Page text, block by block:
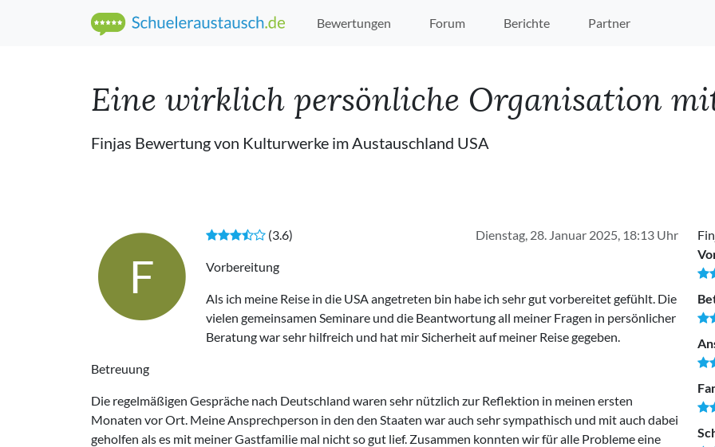
Bewertungen Forum Berichte Partner
Eine wirklich persönliche Organisation
Finjas Bewertung von Kulturwerke im Austauschland USA
F
Dienstag, 28. Januar 2025, 18:13 Uhr
(3.6)
Vorbereitung
Als ich meine Reise in die USA angetreten bin habe ich sehr gut vorbereitet gefühlt. Die
vielen gemeinsamen Seminare und die Beantwortung all meiner Fragen in persönlicher
Beratung war sehr hilfreich und hat mir Sicherheit auf meiner Reise gegeben.
Betreuung
Die regelmäßigen Gespräche nach Deutschland waren sehr nützlich zur Reflektion in meinen ersten
Monaten vor Ort. Meine Ansprechperson in den den Staaten war auch sehr sympathisch und mit auch dabei
geholfen als es mit meiner Gastfamilie mal nicht so gut lief. Zusammen konnten wir für alle Probleme eine